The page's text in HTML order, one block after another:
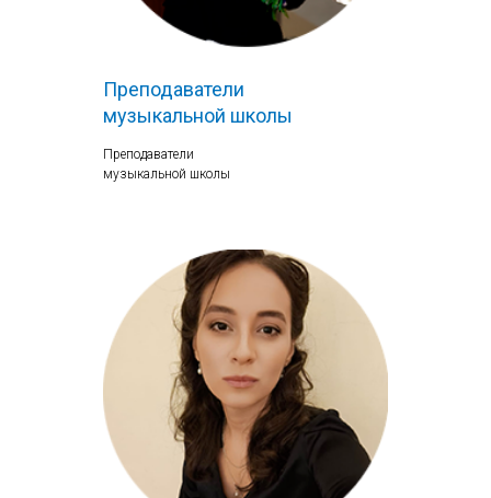
Преподаватели
музыкальной школы
Преподаватели
музыкальной школы